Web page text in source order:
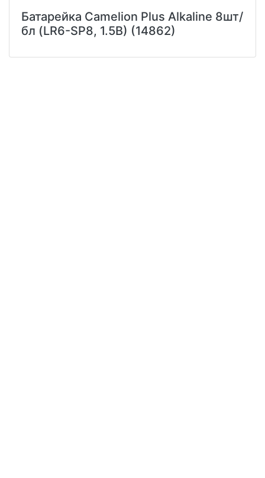
Батарейка Camelion Plus Alkaline 8шт/
бл (LR6-SP8, 1.5В) (14862)